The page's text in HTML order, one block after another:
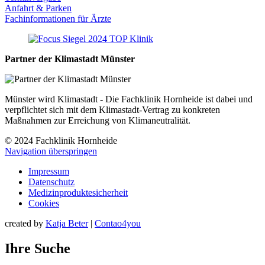
Anfahrt & Parken
Fachinformationen für Ärzte
Partner der Klimastadt Münster
Münster wird Klimastadt - Die Fachklinik Hornheide ist dabei und
verpflichtet sich mit dem Klimastadt-Vertrag zu konkreten
Maßnahmen zur Erreichung von Klimaneutralität.
© 2024 Fachklinik Hornheide
Navigation überspringen
Impressum
Datenschutz
Medizinproduktesicherheit
Cookies
created by Katja Beter| Contao4you
Ihre Suche